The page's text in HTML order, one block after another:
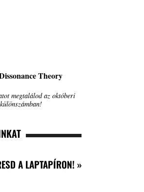
Theory
megtalálod az októberi
A LAPTAPÍRON! »